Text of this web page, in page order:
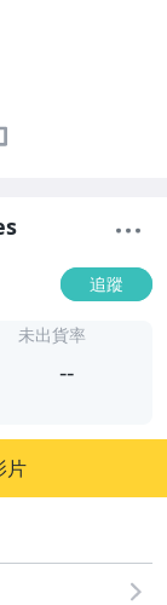
追蹤
未出貨率
--
片